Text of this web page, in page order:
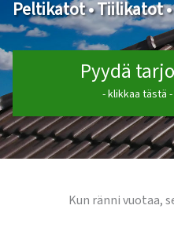
Peltikatot • Tiilikatot
Pyydä
- klikkaa tästä -
Kun ränni vuotaa,